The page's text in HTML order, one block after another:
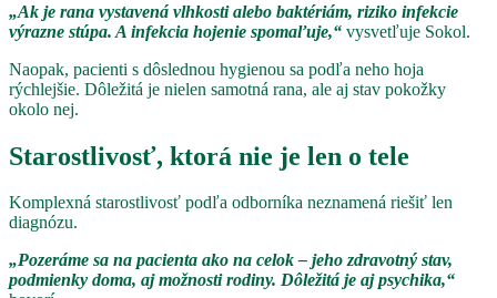
„Ak je rana vystavená vlhkosti alebo baktériám, riziko infekcie
výrazne stúpa. A infekcia hojenie spomaľuje,“ vysvetľuje Sokol.
Naopak, pacienti s dôslednou hygienou sa podľa neho hoja
rýchlejšie. Dôležitá je nielen samotná rana, ale aj stav pokožky
okolo nej.
Starostlivosť, ktorá nie je len o tele
Komplexná starostlivosť podľa odborníka neznamená riešiť len
diagnózu.
„Pozeráme sa na pacienta ako na celok – jeho zdravotný stav,
podmienky doma, aj možnosti rodiny. Dôležitá je aj psychika,“